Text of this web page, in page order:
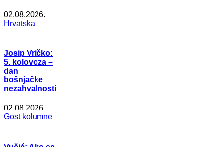
02.08.2026.
Hrvatska
Josip Vričko:
5. kolovoza –
dan
bošnjačke
nezahvalnosti
02.08.2026.
Gost kolumne